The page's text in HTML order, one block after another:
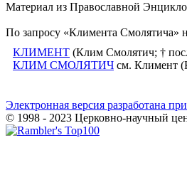
Материал из Православной
По запросу «Климента Смолятича»
КЛИМЕНТ (Клим Смолятич; †
КЛИМ СМОЛЯТИЧ см. Климент
Электронная версия разработана
© 1998 - 2023 Церковно-научный